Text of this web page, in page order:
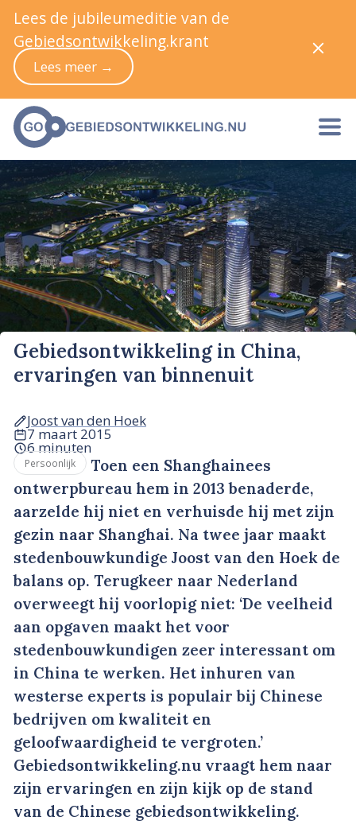
Gebiedsontwikkeling in China,
ervaringen van binnenuit
Joost van den Hoek
7 maart 2015
6 minuten
Persoonlijk
Toen een Shanghainees
ontwerpbureau hem in 2013 benaderde,
aarzelde hij niet en verhuisde hij met zijn
gezin naar Shanghai. Na twee jaar maakt
stedenbouwkundige Joost van den Hoek de
balans op. Terugkeer naar Nederland
overweegt hij voorlopig niet: ‘De veelheid
aan opgaven maakt het voor
stedenbouwkundigen zeer interessant om
in China te werken. Het inhuren van
westerse experts is populair bij Chinese
bedrijven om kwaliteit en
geloofwaardigheid te vergroten.’
Gebiedsontwikkeling.nu vraagt hem naar
zijn ervaringen en zijn kijk op de stand
van de Chinese gebiedsontwikkeling.
Lees de jubileumeditie van de
Gebiedsontwikkeling.krant
Lees meer →